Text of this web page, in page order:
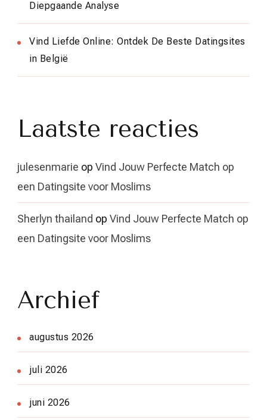
Diepgaande Analyse
Vind Liefde Online: Ontdek De Beste Datingsites
in België
Laatste reacties
julesenmarie op Vind Jouw Perfecte Match op
een Datingsite voor Moslims
Sherlyn thailand op Vind Jouw Perfecte Match op
een Datingsite voor Moslims
Archief
augustus 2026
juli 2026
juni 2026